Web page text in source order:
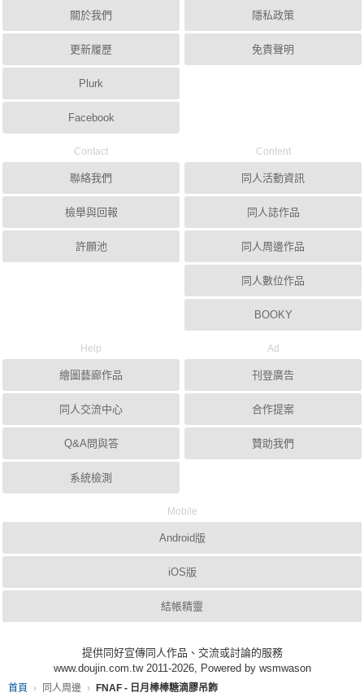
首頁 同人周邊 FNAF - 日月棒棒糖滴膠吊飾
關於我們
更新履歷
Plurk
Facebook
隱私政策
免責聲明
Contact
聯絡我們
檢舉與回報
許願池
Content
同人活動資訊
同人誌作品
同人周邊作品
同人數位作品
BOOKY
Help
繪圖藝廊作品
同人交流中心
Q&A問與答
系統檢測
Ad
刊登廣告
合作提案
贊助我們
Mobile
Android版
iOS版
結帳精靈
提供同好宣傳同人作品、交流或討論的服務
www.doujin.com.tw 2011-2026, Powered by wsmwason